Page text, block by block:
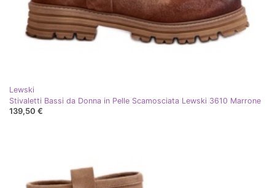
Lewski
Stivaletti Bassi da Donna in Pelle Scamosciata Lewski 3610 Marrone
139,50 €